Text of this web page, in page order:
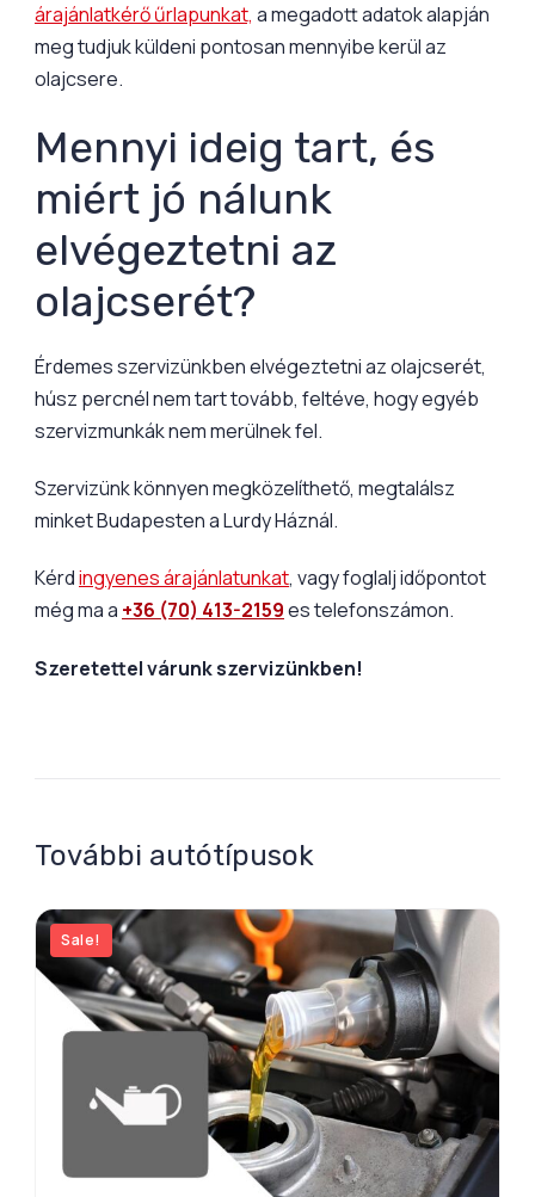
árajánlatkérő űrlapunkat, a megadott adatok alapján
meg tudjuk küldeni pontosan mennyibe kerül az
olajcsere.
Mennyi ideig tart, és
miért jó nálunk
elvégeztetni az
olajcserét?
Érdemes szervizünkben elvégeztetni az olajcserét,
húsz percnél nem tart tovább, feltéve, hogy egyéb
szervizmunkák nem merülnek fel.
Szervizünk könnyen megközelíthető, megtalálsz
minket Budapesten a Lurdy Háznál.
Kérdingyenes árajánlatunkat, vagy foglalj időpontot
még ma a +36 (70) 413-2159es telefonszámon.
Szeretettel várunk szervizünkben!
További autótípusok
Sale!